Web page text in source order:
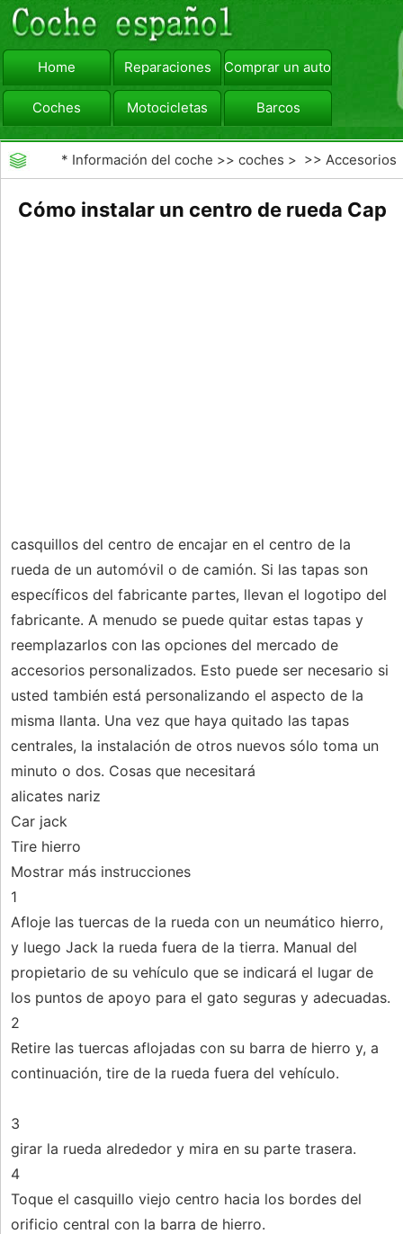
Home Reparaciones Comprar un automóvil
Coches Motocicletas Barcos
viajar Camiones
* Información del coche >>coches > >>Accesorios
Cómo instalar un centro de rueda Cap
casquillos del centro de encajar en el centro de la
rueda de un automóvil o de camión. Si las tapas son
específicos del fabricante partes, llevan el logotipo del
fabricante. A menudo se puede quitar estas tapas y
reemplazarlos con las opciones del mercado de
accesorios personalizados. Esto puede ser necesario si
usted también está personalizando el aspecto de la
misma llanta. Una vez que haya quitado las tapas
centrales, la instalación de otros nuevos sólo toma un
minuto o dos. Cosas que necesitará
alicates nariz
Car jack
Tire hierro
Mostrar más instrucciones
1
Afloje las tuercas de la rueda con un neumático hierro,
y luego Jack la rueda fuera de la tierra. Manual del
propietario de su vehículo que se indicará el lugar de
los puntos de apoyo para el gato seguras y adecuadas.
2
Retire las tuercas aflojadas con su barra de hierro y, a
continuación, tire de la rueda fuera del vehículo.
3
girar la rueda alrededor y mira en su parte trasera.
4
Toque el casquillo viejo centro hacia los bordes del
orificio central con la barra de hierro.